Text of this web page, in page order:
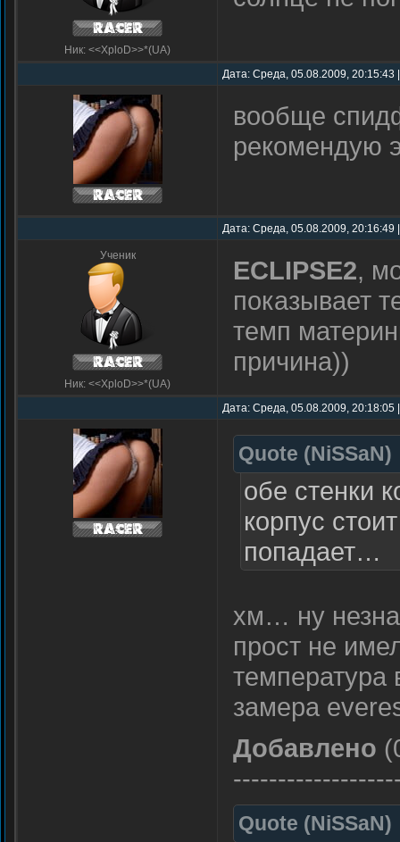
Ник: <<XploD>>*(UA)
Дата: Среда, 05.08.2009,
вообще
рекомендую
Дата: Среда, 05.08.2009,
Ученик
Ник: <<XploD>>*(UA)
ECLIPSE2,
показывает
темп
причина))
Дата: Среда, 05.08.2009,
Quote (NiSSaN)
обе стенки
корпус
попадает…
хм… ну
прост не
температура
замера
Добавлено
Quote (NiSSaN)